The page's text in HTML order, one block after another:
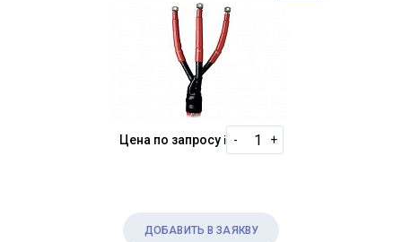
Цена по запросу i - +
ДОБАВИТЬ В ЗАЯКВУ